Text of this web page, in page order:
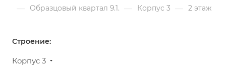
— Образцовый квартал 9.1. — Корпус 3 — 2 этаж
Строение:
Корпус 3